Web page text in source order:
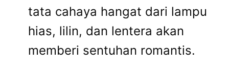
tata cahaya hangat dari lampu
hias, lilin, dan lentera akan
memberi sentuhan romantis.